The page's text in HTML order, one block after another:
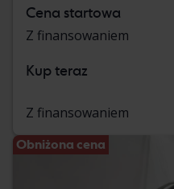
Cena startowa
Z finansowaniem
Kup teraz
Z finansowaniem
Obniżona cena